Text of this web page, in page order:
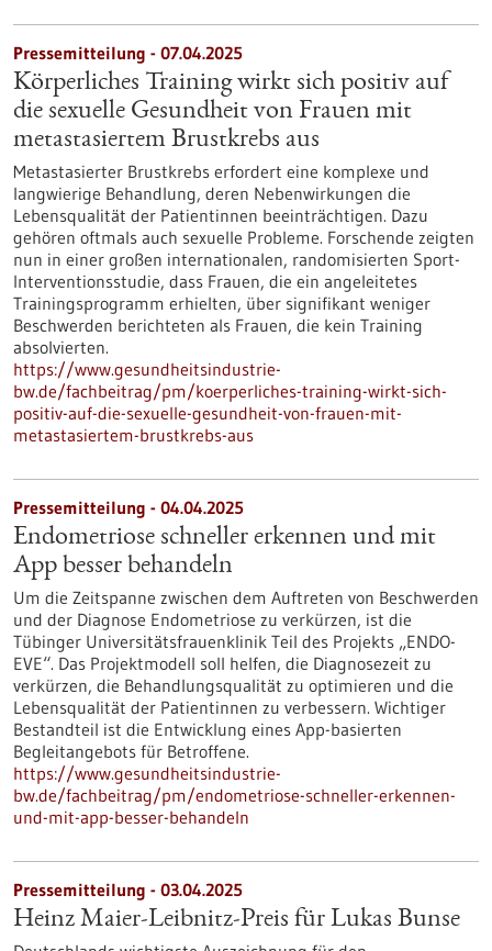
Pressemitteilung - 07.04.2025
Körperliches Training wirkt sich positiv auf
die sexuelle Gesundheit von Frauen mit
metastasiertem Brustkrebs aus
Metastasierter Brustkrebs erfordert eine komplexe und
langwierige Behandlung, deren Nebenwirkungen die
Lebensqualität der Patientinnen beeinträchtigen. Dazu
gehören oftmals auch sexuelle Probleme. Forschende zeigten
nun in einer großen internationalen, randomisierten Sport-
Interventionsstudie, dass Frauen, die ein angeleitetes
Trainingsprogramm erhielten, über signifikant weniger
Beschwerden berichteten als Frauen, die kein Training
absolvierten.
https://www.gesundheitsindustrie-
bw.de/fachbeitrag/pm/koerperliches-training-wirkt-sich-
positiv-auf-die-sexuelle-gesundheit-von-frauen-mit-
metastasiertem-brustkrebs-aus
Pressemitteilung - 04.04.2025
Endometriose schneller erkennen und mit
App besser behandeln
Um die Zeitspanne zwischen dem Auftreten von Beschwerden
und der Diagnose Endometriose zu verkürzen, ist die
Tübinger Universitätsfrauenklinik Teil des Projekts „ENDO-
EVE“. Das Projektmodell soll helfen, die Diagnosezeit zu
verkürzen, die Behandlungsqualität zu optimieren und die
Lebensqualität der Patientinnen zu verbessern. Wichtiger
Bestandteil ist die Entwicklung eines App-basierten
Begleitangebots für Betroffene.
https://www.gesundheitsindustrie-
bw.de/fachbeitrag/pm/endometriose-schneller-erkennen-
und-mit-app-besser-behandeln
Pressemitteilung - 03.04.2025
Heinz Maier-Leibnitz-Preis für Lukas Bunse